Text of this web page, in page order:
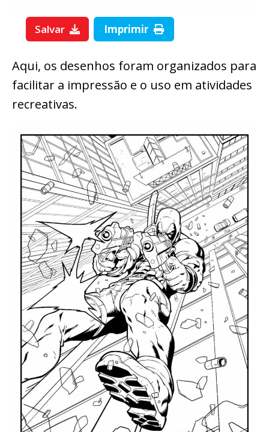
Salvar Imprimir
Aqui, os desenhos foram organizados para
facilitar a impressão e o uso em atividades
recreativas.